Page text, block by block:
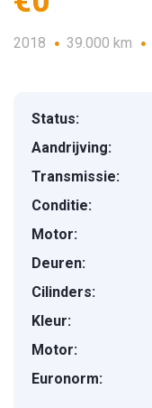
2018 39.000 km
Status:
Aandrijving:
Transmissie:
Conditie:
Motor:
Deuren:
Cilinders:
Kleur:
Motor:
Euronorm: